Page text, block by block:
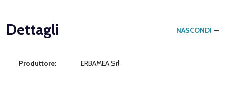
Dettagli NASCONDI
Produttore: ERBAMEA Srl